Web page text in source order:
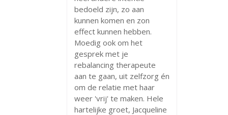
bedoeld zijn, zo aan
kunnen komen en zon
effect kunnen hebben.
Moedig ook om het
gesprek met je
rebalancing therapeute
aan te gaan, uit zelfzorg én
om de relatie met haar
weer 'vrij' te maken. Hele
hartelijke groet, Jacqueline